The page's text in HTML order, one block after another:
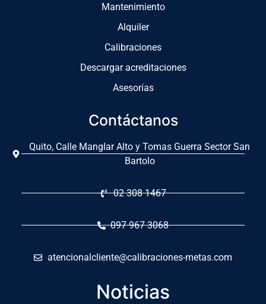
Mantenimiento
Alquiler
Calibraciones
Descargar acreditaciones
Asesorías
Contáctanos
Quito, Calle Manglar Alto y Tomas Guerra Sector San
Bartolo
02 308 1467
097 967 3068
atencionalcliente@calibraciones-metas.com
Noticias